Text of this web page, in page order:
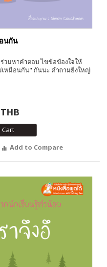
นกัน
วมหาคำตอบ ไขข้อข้องใจให้
เหมือนกัน" กันนะ คำถามยิ่งใหญ่
Cart
Add to Compare